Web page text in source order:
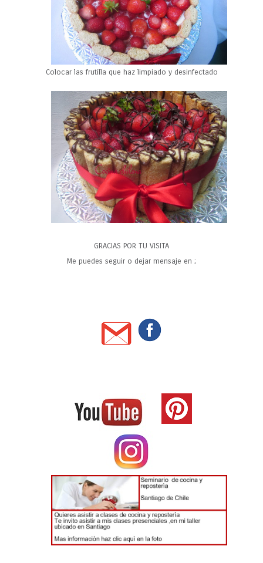
Colocar las frutilla que haz limpiado y desinfectado
GRACIAS POR TU VISITA
Me puedes seguir o dejar mensaje en ;